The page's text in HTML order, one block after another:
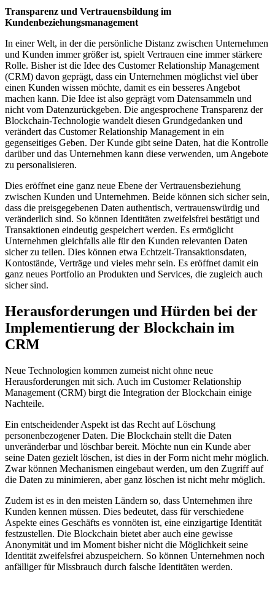
Transparenz und Vertrauensbildung im
Kundenbeziehungsmanagement
In einer Welt, in der die persönliche Distanz zwischen Unternehmen
und Kunden immer größer ist, spielt Vertrauen eine immer stärkere
Rolle. Bisher ist die Idee des Customer Relationship Management
(CRM) davon geprägt, dass ein Unternehmen möglichst viel über
einen Kunden wissen möchte, damit es ein besseres Angebot
machen kann. Die Idee ist also geprägt vom Datensammeln und
nicht vom Datenzurückgeben. Die angesprochene Transparenz der
Blockchain-Technologie wandelt diesen Grundgedanken und
verändert das Customer Relationship Management in ein
gegenseitiges Geben. Der Kunde gibt seine Daten, hat die Kontrolle
darüber und das Unternehmen kann diese verwenden, um Angebote
zu personalisieren.
Dies eröffnet eine ganz neue Ebene der Vertrauensbeziehung
zwischen Kunden und Unternehmen. Beide können sich sicher sein,
dass die preisgegebenen Daten authentisch, vertrauenswürdig und
veränderlich sind. So können Identitäten zweifelsfrei bestätigt und
Transaktionen eindeutig gespeichert werden. Es ermöglicht
Unternehmen gleichfalls alle für den Kunden relevanten Daten
sicher zu teilen. Dies können etwa Echtzeit-Transaktionsdaten,
Kontostände, Verträge und vieles mehr sein. Es eröffnet damit ein
ganz neues Portfolio an Produkten und Services, die zugleich auch
sicher sind.
Herausforderungen und Hürden bei der
Implementierung der Blockchain im
CRM
Neue Technologien kommen zumeist nicht ohne neue
Herausforderungen mit sich. Auch im Customer Relationship
Management (CRM) birgt die Integration der Blockchain einige
Nachteile.
Ein entscheidender Aspekt ist das Recht auf Löschung
personenbezogener Daten. Die Blockchain stellt die Daten
unveränderbar und löschbar bereit. Möchte nun ein Kunde aber
seine Daten gezielt löschen, ist dies in der Form nicht mehr möglich.
Zwar können Mechanismen eingebaut werden, um den Zugriff auf
die Daten zu minimieren, aber ganz löschen ist nicht mehr möglich.
Zudem ist es in den meisten Ländern so, dass Unternehmen ihre
Kunden kennen müssen. Dies bedeutet, dass für verschiedene
Aspekte eines Geschäfts es vonnöten ist, eine einzigartige Identität
festzustellen. Die Blockchain bietet aber auch eine gewisse
Anonymität und im Moment bisher nicht die Möglichkeit seine
Identität zweifelsfrei abzuspeichern. So können Unternehmen noch
anfälliger für Missbrauch durch falsche Identitäten werden.